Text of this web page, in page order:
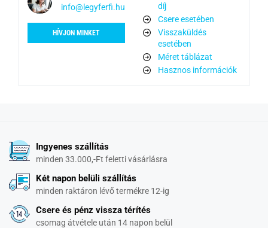
info@legyferfi.hu
HÍVJON MINKET
díj
Csere esetében
Visszaküldés
esetében
Méret táblázat
Hasznos információk
Ingyenes szállítás
minden 33.000,-Ft feletti vásárlásra
Két napon belüli szállítás
minden raktáron lévő termékre 12-ig
Csere és pénz vissza térítés
csomag átvétele után 14 napon belül